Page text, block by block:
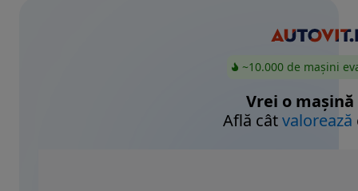
~10.000 de mașini
Vrei o mașină
Află câtvalorează